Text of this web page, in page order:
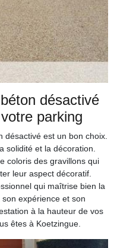
désactivé
parking
désactivé est un bon choix.
solidité et la décoration.
coloris des gravillons qui
leur aspect décoratif.
qui maîtrise bien la
expérience et son
à la hauteur de vos
êtes à Koetzingue.